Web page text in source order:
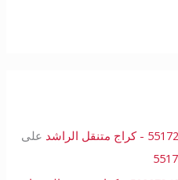
على